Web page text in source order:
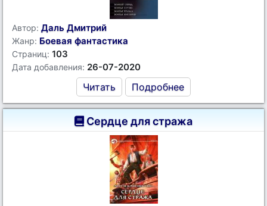
Автор: Даль Дмитрий
Жанр: Боевая фантастика
Страниц: 103
Дата добавления: 26-07-2020
Читать Подробнее
Сердце для стража